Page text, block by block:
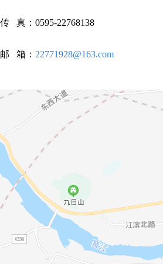
传 真：0595-22768138
邮 箱： 22771928@163.com